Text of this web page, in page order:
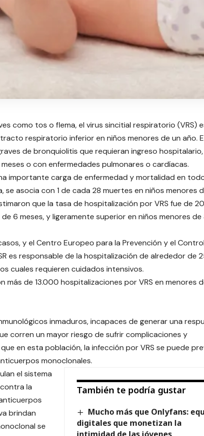
como tos o flema, el virus sincitial respiratorio (VRS)
respiratorio inferior en niños menores de un año.
de bronquiolitis que requieran ingreso hospitalario,
o con enfermedades pulmonares o cardíacas.
importante carga de enfermedad y mortalidad en
se asocia con 1 de cada 28 muertes en niños menores
que la tasa de hospitalización por VRS fue de
6 meses, y ligeramente superior en niños menores de
y el Centro Europeo para la Prevención y el
es responsable de la hospitalización de alrededor de
cuales requieren cuidados intensivos.
más de 13.000 hospitalizaciones por VRS en menores
inmaduros, incapaces de generar una
corren un mayor riesgo de sufrir complicaciones y
en esta población, la infección por VRS se puede
monoclonales.
También te podría gustar
Mucho más que Onlyfans:
digitales que monetizan la
el sistema
la
brindan
se